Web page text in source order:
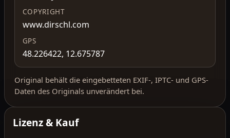
COPYRIGHT
www.dirschl.com
GPS
48.226422, 12.675787
Original behält die eingebetteten EXIF-, IPTC- und GPS-
Daten des Originals unverändert bei.
Lizenz & Kauf